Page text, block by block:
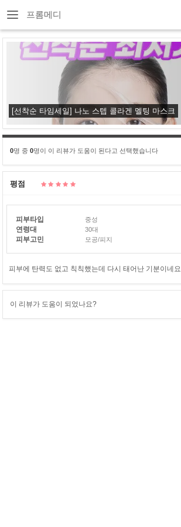
프롬메디
[선착순 타임세일] 나노 스텝 콜라겐 멜팅 마스크
0명 중 0명이 이 리뷰가 도움이 된다고 선택했습니다
평점
피부타입 중성
연령대 30대
피부고민 모공/피지
피부에 탄력도 없고 칙칙했는데 다시 태어난 기분이네요
이 리뷰가 도움이 되었나요?